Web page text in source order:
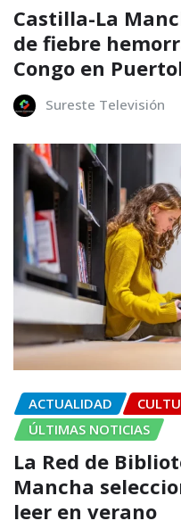
Castilla-La
de fiebre
Congo en
Sureste Televisión
ACTUALIDAD
ÚLTIMAS NOTICIAS
La Red de
Mancha
leer en verano